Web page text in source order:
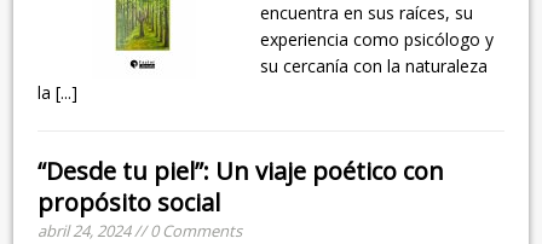
encuentra en sus raíces, su
experiencia como psicólogo y
su cercanía con la naturaleza
la[...]
“Desde tu piel”: Un viaje poético con
propósito social
abril 24, 2024 // 0 Comments